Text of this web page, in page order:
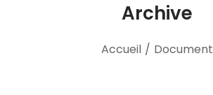
Archive
Accueil / Document